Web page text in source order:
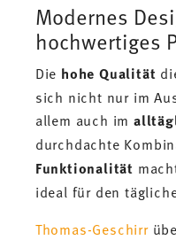
Modernes
hochwertiges
Die hohe Qualität
sich nicht nur im
allem auch im
durchdachte
Funktionalität
ideal für den
Thomas-Geschirr